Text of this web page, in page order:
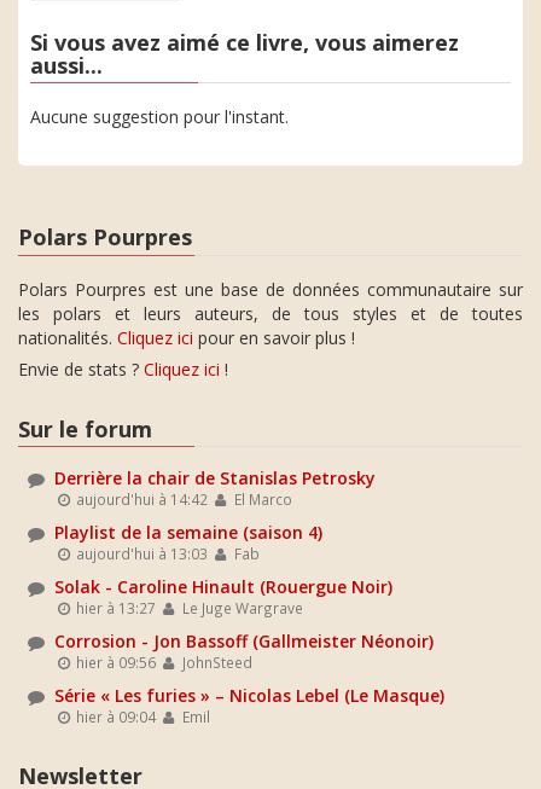
Si vous avez aimé ce livre, vous aimerez
aussi...
Aucune suggestion pour l'instant.
Polars Pourpres
Polars Pourpres est une base de données communautaire sur
les polars et leurs auteurs, de tous styles et de toutes
nationalités. Cliquez ici pour en savoir plus !
Envie de stats ? Cliquez ici !
Sur le forum
Derrière la chair de Stanislas Petrosky
aujourd'hui à 14:42 El Marco
Playlist de la semaine (saison 4)
aujourd'hui à 13:03 Fab
Solak - Caroline Hinault (Rouergue Noir)
hier à 13:27 Le Juge Wargrave
Corrosion - Jon Bassoff (Gallmeister Néonoir)
hier à 09:56 JohnSteed
Série « Les furies » – Nicolas Lebel (Le Masque)
hier à 09:04 Emil
Newsletter